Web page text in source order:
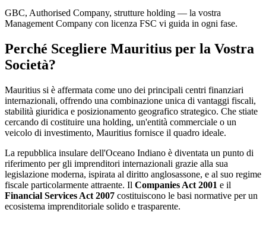
GBC, Authorised Company, strutture holding — la vostra
Management Company con licenza FSC vi guida in ogni fase.
Perché Scegliere Mauritius per la Vostra
Società?
Mauritius si è affermata come uno dei principali centri finanziari
internazionali, offrendo una combinazione unica di vantaggi fiscali,
stabilità giuridica e posizionamento geografico strategico. Che stiate
cercando di costituire una holding, un'entità commerciale o un
veicolo di investimento, Mauritius fornisce il quadro ideale.
La repubblica insulare dell'Oceano Indiano è diventata un punto di
riferimento per gli imprenditori internazionali grazie alla sua
legislazione moderna, ispirata al diritto anglosassone, e al suo regime
fiscale particolarmente attraente. Il Companies Act 2001 e il
Financial Services Act 2007 costituiscono le basi normative per un
ecosistema imprenditoriale solido e trasparente.